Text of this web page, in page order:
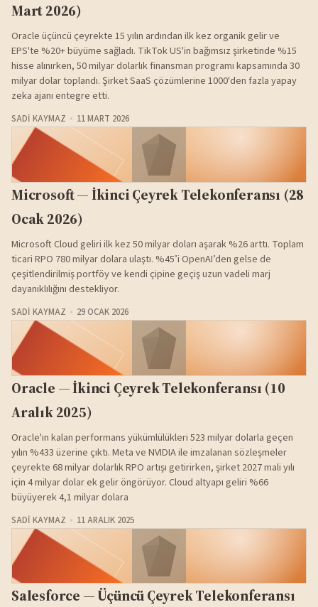
Mart 2026)
Oracle üçüncü çeyrekte 15 yılın ardından ilk kez organik gelir ve
EPS'te %20+ büyüme sağladı. TikTok US'in bağımsız şirketinde %15
hisse alınırken, 50 milyar dolarlık finansman programı kapsamında 30
milyar dolar toplandı. Şirket SaaS çözümlerine 1000'den fazla yapay
zeka ajanı entegre etti.
SADI KAYMAZ 11 MART 2026
Microsoft — İkinci Çeyrek Telekonferansı (28
Ocak 2026)
Microsoft Cloud geliri ilk kez 50 milyar doları aşarak %26 arttı. Toplam
ticari RPO 780 milyar dolara ulaştı. %45’i OpenAI’den gelse de
çeşitlendirilmiş portföy ve kendi çipine geçiş uzun vadeli marj
dayanıklılığını destekliyor.
SADI KAYMAZ 29 OCAK 2026
Oracle — İkinci Çeyrek Telekonferansı (10
Aralık 2025)
Oracle'ın kalan performans yükümlülükleri 523 milyar dolarla geçen
yılın %433 üzerine çıktı. Meta ve NVIDIA ile imzalanan sözleşmeler
çeyrekte 68 milyar dolarlık RPO artışı getirirken, şirket 2027 mali yılı
için 4 milyar dolar ek gelir öngörüyor. Cloud altyapı geliri %66
büyüyerek 4,1 milyar dolara
SADI KAYMAZ 11 ARALIK 2025
Salesforce — Üçüncü Çeyrek Telekonferansı